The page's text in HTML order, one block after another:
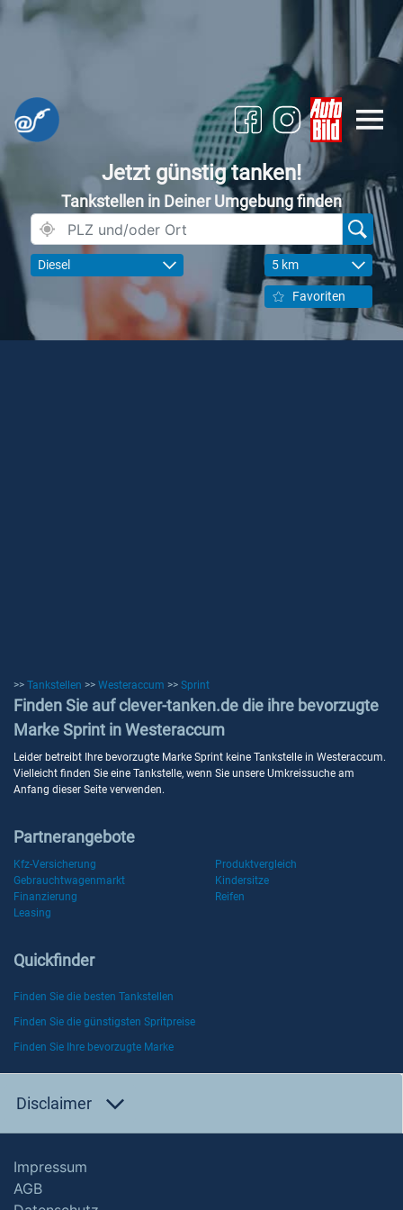
Jetzt günstig tanken!
Tankstellen in Deiner Umgebung finden
Diesel 5 km
Favoriten
>> Tankstellen >> Westeraccum >> Sprint
Finden Sie auf clever-tanken.de die ihre bevorzugte
Marke Sprint in Westeraccum
Leider betreibt Ihre bevorzugte Marke Sprint keine Tankstelle in Westeraccum.
Vielleicht finden Sie eine Tankstelle, wenn Sie unsere Umkreissuche am
Anfang dieser Seite verwenden.
Partnerangebote
Kfz-Versicherung
Produktvergleich
Gebrauchtwagenmarkt
Kindersitze
Finanzierung
Reifen
Leasing
Quickfinder
Finden Sie die besten Tankstellen
Finden Sie die günstigsten Spritpreise
Finden Sie Ihre bevorzugte Marke
Disclaimer
Impressum
AGB